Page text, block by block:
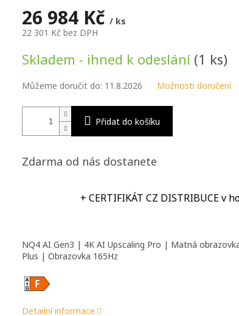
26 984 Kč / ks
22 301 Kč bez DPH
cena:
Skladem - ihned k odeslání (1 ks)
Můžeme doručit do: 11.8.2026 Možnosti doručení
Přidat do košíku
Zdarma od nás dostanete
+ CERTIFIKÁT CZ DISTRIBUCEv
NQ4 AI Gen3 | 4K AI Upscaling Pro | Matná
Plus | Obrazovka 165Hz
Detailní informace